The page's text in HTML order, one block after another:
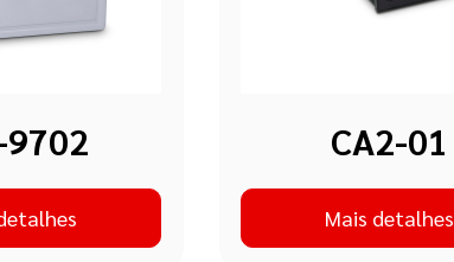
CA2-01
Mais detalhes